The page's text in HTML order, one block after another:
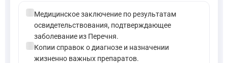
Медицинское заключение по результатам
освидетельствования, подтверждающее
заболевание из Перечня.
Копии справок о диагнозе и назначении
жизненно важных препаратов.